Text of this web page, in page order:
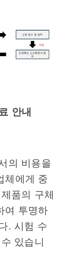
안내
의 비용을
체에게 중
품의 구체
여 투명하
. 시험 수
있습니